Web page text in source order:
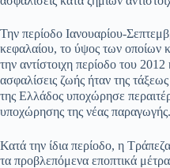
Την περίοδο Ιανουαρίου-
κεφαλαίου, το ύψος των οποίων
την αντίστοιχη περίοδο του
ασφαλίσεις ζωής ήταν της
της Ελλάδος υποχώρησε
υποχώρησης της νέας παραγωγής.
Κατά την ίδια περίοδο, η
τα προβλεπόμενα εποπτικά